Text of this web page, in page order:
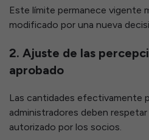
Este límite permanece vigente
modificado por una nueva
2. Ajuste de las
aprobado
Las cantidades efectivamente
administradores deben
autorizado por los socios.